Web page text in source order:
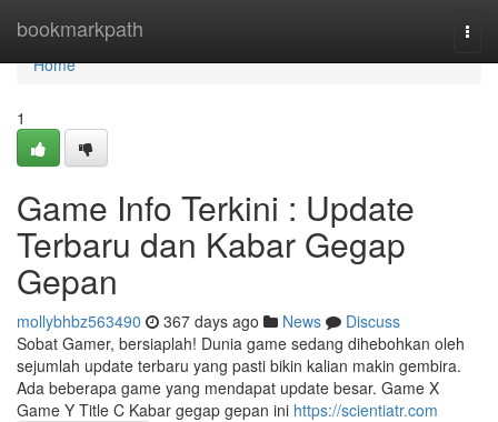
bookmarkpath
Home
Home
1
Game Info Terkini : Update
Terbaru dan Kabar Gegap
Gepan
mollybhbz563490 367 days ago News
Discuss
Sobat Gamer, bersiaplah! Dunia game sedang dihebohkan oleh
sejumlah update terbaru yang pasti bikin kalian makin gembira.
Ada beberapa game yang mendapat update besar. Game X
Game Y Title C Kabar gegap gepan ini https://scientiatr.com